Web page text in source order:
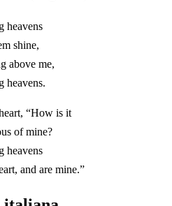
heavens
shine,
above me,
heavens.
“How is it
of mine?
heavens
and are mine.”